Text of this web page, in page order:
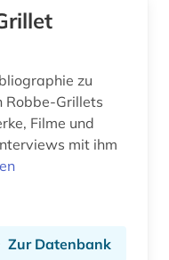
zu
Robbe-Grillets
Filme und
mit ihm
Zur Datenbank